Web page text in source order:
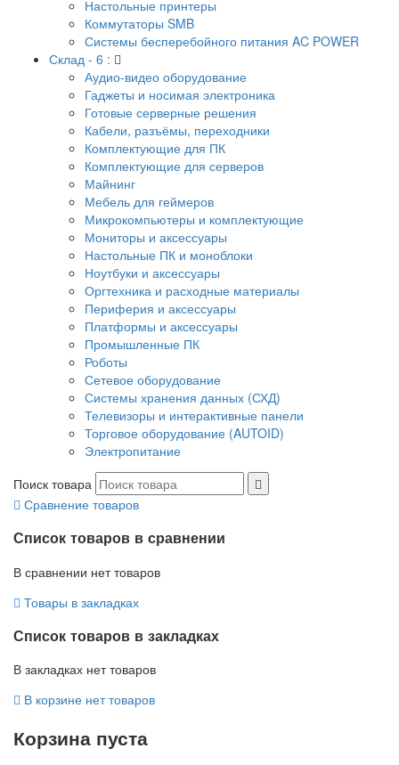
Настольные принтеры
Коммутаторы SMB
Системы бесперебойного питания AC POWER
Склад - 6 :
Аудио-видео оборудование
Гаджеты и носимая электроника
Готовые серверные решения
Кабели, разъёмы, переходники
Комплектующие для ПК
Комплектующие для серверов
Майнинг
Мебель для геймеров
Микрокомпьютеры и комплектующие
Мониторы и аксессуары
Настольные ПК и моноблоки
Ноутбуки и аксессуары
Оргтехника и расходные материалы
Периферия и аксессуары
Платформы и аксессуары
Промышленные ПК
Роботы
Сетевое оборудование
Системы хранения данных (СХД)
Телевизоры и интерактивные панели
Торговое оборудование (AUTOID)
Электропитание
Поиск товара
Сравнение товаров
Список товаров в сравнении
В сравнении нет товаров
Товары в закладках
Список товаров в закладках
В закладках нет товаров
В корзине нет товаров
Корзина пуста